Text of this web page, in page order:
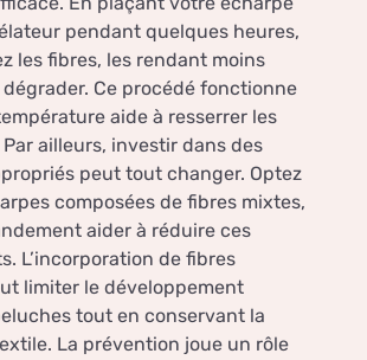
pendant quelques heures,
les fibres, les rendant moins
Ce procédé fonctionne
aide à resserrer les
ailleurs, investir dans des
peut tout changer. Optez
composées de fibres mixtes,
aider à réduire ces
L’incorporation de fibres
limiter le développement
tout en conservant la
La prévention joue un rôle